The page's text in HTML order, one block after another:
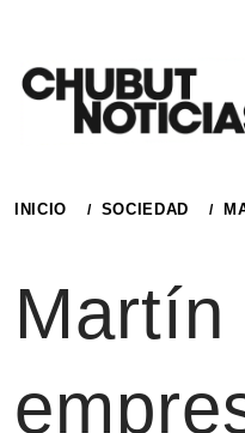
contenido
INICIO SOCIEDAD